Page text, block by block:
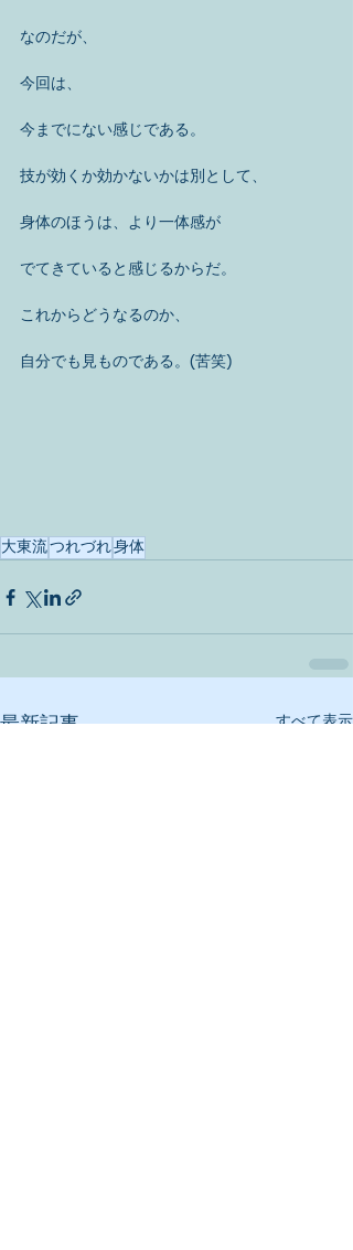
なのだが、
今回は、
今までにない感じである。
技が効くか効かないかは別として、
身体のほうは、より一体感が
でてきていると感じるからだ。
これからどうなるのか、
自分でも見ものである。(苦笑)
大東流つれづれ身体
最新記事 すべて表示